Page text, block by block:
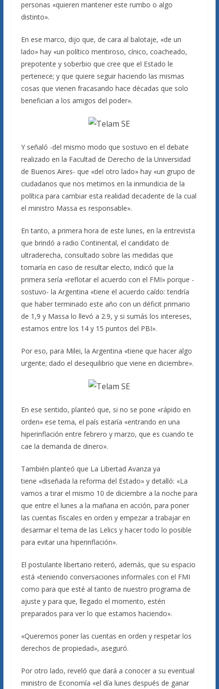
personas «quieren mantener este rumbo o algo
distinto».
En ese marco, dijo que, de cara al balotaje, «de un
lado» hay «un político mentiroso, cínico, coacheado,
prepotente y soberbio que cree que el Estado le
pertenece; y que quiere seguir haciendo las mismas
cosas que vienen fracasando hace décadas que solo
benefician a los amigos del poder».
Y señaló -del mismo modo que sostuvo en el debate
realizado en la Facultad de Derecho de la Universidad
de Buenos Aires- que «del otro lado» hay «un grupo de
ciudadanos que nos metimos en la inmundicia de la
política para cambiar esta realidad decadente de la cual
el ministro Massa es responsable».
En tanto, a primera hora de este lunes, en la entrevista
que brindó a radio Continental, el candidato de
ultraderecha, consultado sobre las medidas que
tomaría en caso de resultar electo, indicó que la
primera sería «reflotar el acuerdo con el FMI» porque -
sostuvo- la Argentina «tiene el acuerdo caído: tendría
que haber terminado este año con un déficit primario
de 1,9 y Massa lo llevó a 2.9, y si sumás los intereses,
estamos entre los 14 y 15 puntos del PBI».
Por eso, para Milei, la Argentina «tiene que hacer algo
urgente; dado el desequilibrio que viene en diciembre».
En ese sentido, planteó que, si no se pone «rápido en
orden» ese tema, el país estaría «entrando en una
hiperinflación entre febrero y marzo, que es cuando te
cae la demanda de dinero».
También planteó que La Libertad Avanza ya
tiene «diseñada la reforma del Estado» y detalló: «La
vamos a tirar el mismo 10 de diciembre a la noche para
que entre el lunes a la mañana en acción, para poner
las cuentas fiscales en orden y empezar a trabajar en
desarmar el tema de las Lelics y hacer todo lo posible
para evitar una hiperinflación».
El postulante libertario reiteró, además, que su espacio
está «teniendo conversaciones informales con el FMI
como para que esté al tanto de nuestro programa de
ajuste y para que, llegado el momento, estén
preparados para ver lo que estamos haciendo».
«Queremos poner las cuentas en orden y respetar los
derechos de propiedad», aseguró.
Por otro lado, reveló que dará a conocer a su eventual
ministro de Economía «el día lunes después de ganar